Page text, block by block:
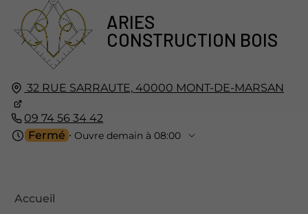
ARIES
CONSTRUCTION BOIS
32 RUE SARRAUTE, 40000 MONT-DE-MARSAN
09 74 56 34 42
Fermé ⋅ Ouvre demain à 08:00
Accueil